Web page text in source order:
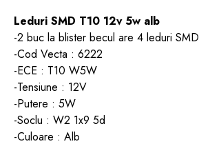
Leduri SMD T10 12v 5w alb
-2 buc la blister becul are 4 leduri SMD
-Cod Vecta : 6222
-ECE : T10 W5W
-Tensiune : 12V
-Putere : 5W
-Soclu : W2 1x9 5d
-Culoare : Alb